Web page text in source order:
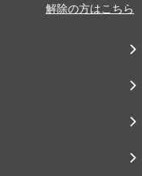
解除の方はこちら